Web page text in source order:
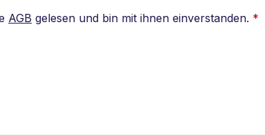
AGB gelesen und bin mit ihnen einverstanden. *